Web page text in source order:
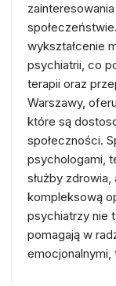
wykształcenie
psychiatrii, co
terapii oraz
Warszawy,
które są
społeczności.
psychologami,
służby
kompleksową
psychiatrzy nie
pomagają w
emocjonalnymi,